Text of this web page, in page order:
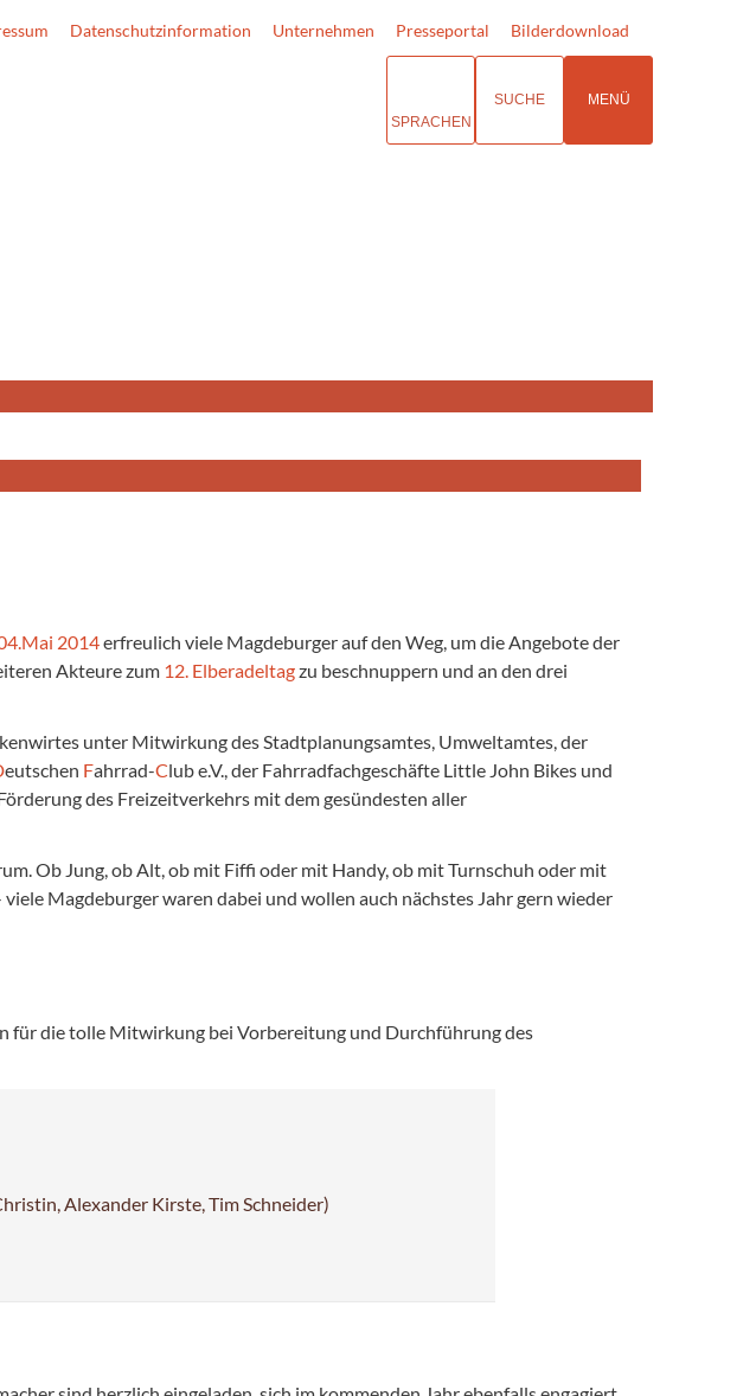
Datenschutzinformation Unternehmen Presseportal Bilderdownload
SPRACHEN
SUCHE MENÜ
2014erfreulich viele Magdeburger auf den Weg, um die Angebote der
Akteure zum 12. Elberadeltagzu beschnuppern und an den drei
unter Mitwirkung des Stadtplanungsamtes, Umweltamtes, der
eutschen Fahrrad-Club e.V., der Fahrradfachgeschäfte Little John Bikes und
des Freizeitverkehrs mit dem gesündesten aller
Ob Jung, ob Alt, ob mit Fiffi oder mit Handy, ob mit Turnschuh oder mit
Magdeburger waren dabei und wollen auch nächstes Jahr gern wieder
für die tolle Mitwirkung bei Vorbereitung und Durchführung des
Alexander Kirste, Tim Schneider)